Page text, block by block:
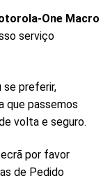
serviço
se preferir,
que passemos
volta e seguro.
por favor
de Pedido